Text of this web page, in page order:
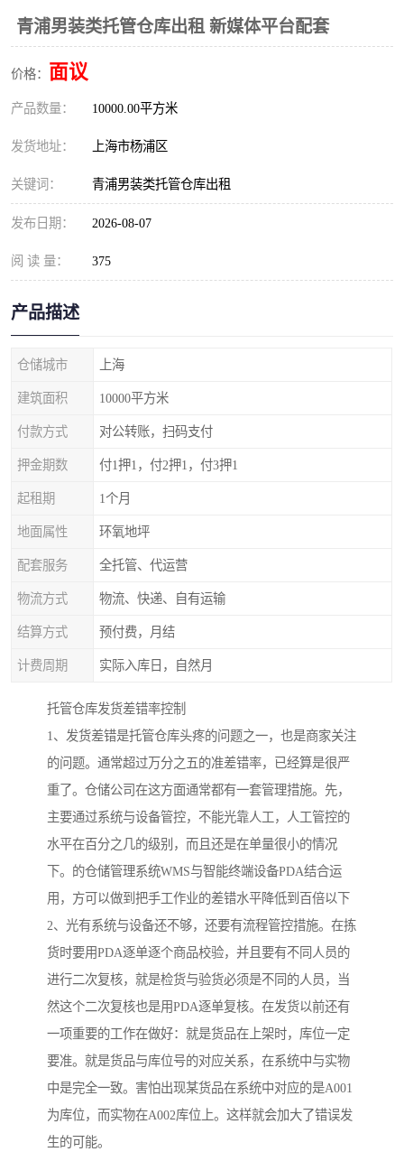
青浦男装类托管仓库出租 新媒体平台配套
价格： 面议
产品数量： 10000.00平方米
发货地址： 上海市杨浦区
关键词： 青浦男装类托管仓库出租
发布日期： 2026-08-07
阅 读 量： 375
产品描述
仓储城市 上海
建筑面积 10000平方米
付款方式 对公转账，扫码支付
押金期数 付1押1，付2押1，付3押1
起租期 1个月
地面属性 环氧地坪
配套服务 全托管、代运营
物流方式 物流、快递、自有运输
结算方式 预付费，月结
计费周期 实际入库日，自然月
托管仓库发货差错率控制
1、发货差错是托管仓库头疼的问题之一，也是商家关注
的问题。通常超过万分之五的准差错率，已经算是很严
重了。仓储公司在这方面通常都有一套管理措施。先，
主要通过系统与设备管控，不能光靠人工，人工管控的
水平在百分之几的级别，而且还是在单量很小的情况
下。的仓储管理系统WMS与智能终端设备PDA结合运
用，方可以做到把手工作业的差错水平降低到百倍以下
2、光有系统与设备还不够，还要有流程管控措施。在拣
货时要用PDA逐单逐个商品校验，并且要有不同人员的
进行二次复核，就是检货与验货必须是不同的人员，当
然这个二次复核也是用PDA逐单复核。在发货以前还有
一项重要的工作在做好：就是货品在上架时，库位一定
要准。就是货品与库位号的对应关系，在系统中与实物
中是完全一致。害怕出现某货品在系统中对应的是A001
为库位，而实物在A002库位上。这样就会加大了错误发
生的可能。